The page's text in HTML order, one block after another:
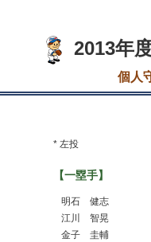
2013年
個人
* 左投
【一塁手】
明石 健志
江川 智晃
金子 圭輔